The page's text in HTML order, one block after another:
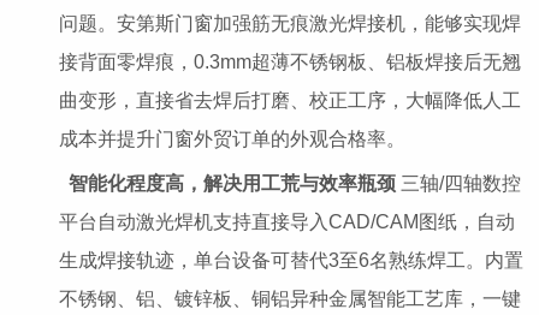
问题。安第斯门窗加强筋无痕激光焊接机，能够实现焊
接背面零焊痕，0.3mm超薄不锈钢板、铝板焊接后无翘
曲变形，直接省去焊后打磨、校正工序，大幅降低人工
成本并提升门窗外贸订单的外观合格率。
智能化程度高，解决用工荒与效率瓶颈三轴/四轴数控
平台自动激光焊机支持直接导入CAD/CAM图纸，自动
生成焊接轨迹，单台设备可替代3至6名熟练焊工。内置
不锈钢、铝、镀锌板、铜铝异种金属智能工艺库，一键